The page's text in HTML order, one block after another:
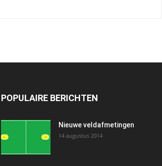
POPULAIRE BERICHTEN
Nieuwe veldafmetingen
14 augustus 2014